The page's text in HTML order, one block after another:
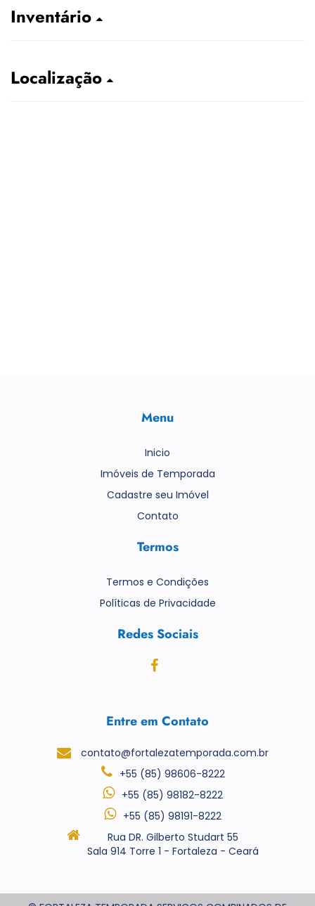
Inventário
Localização
Menu
Inicio
Imóveis de Temporada
Cadastre seu Imóvel
Contato
Termos
Termos e Condições
Políticas de Privacidade
Redes Sociais
Entre em Contato
contato@fortalezatemporada.com.br
+55 (85) 98606-8222
+55 (85) 98182-8222
+55 (85) 98191-8222
Rua DR. Gilberto Studart 55
Sala 914 Torre 1 - Fortaleza - Ceará